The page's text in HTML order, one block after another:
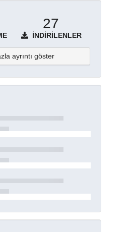
27
İNDIRILENLER
ayrıntı göster